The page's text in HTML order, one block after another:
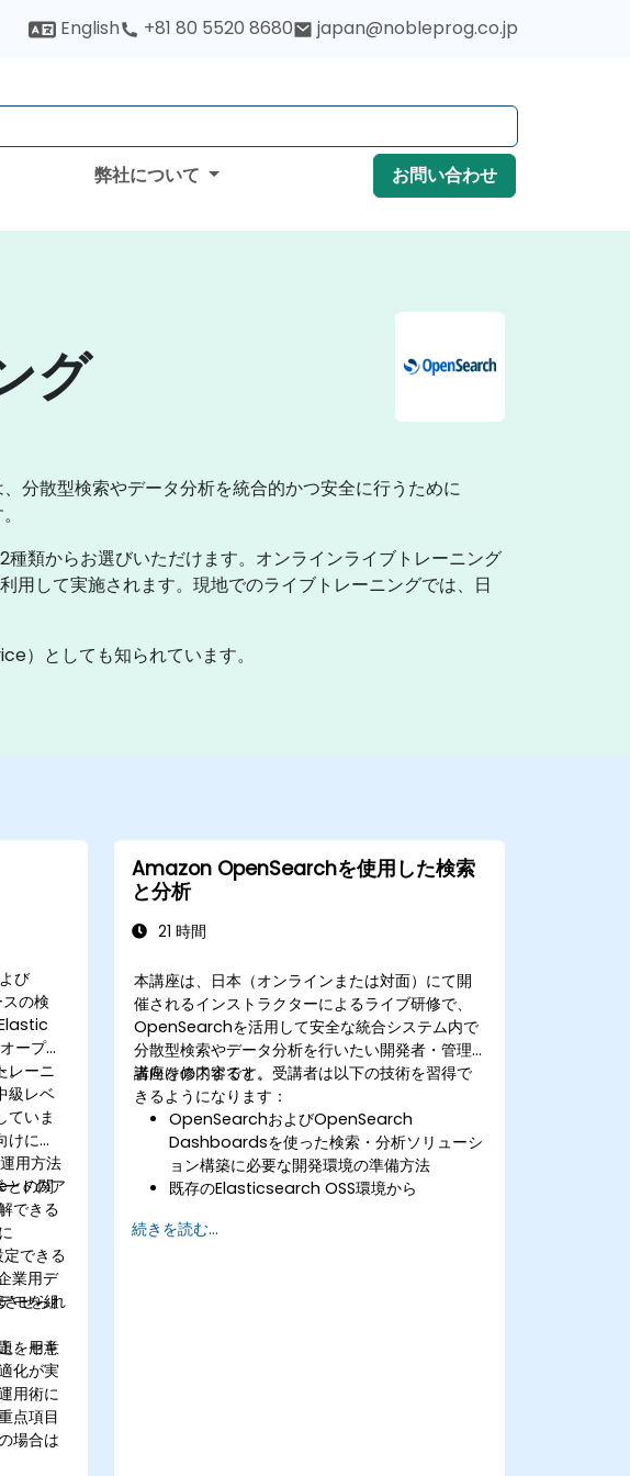
English +81 80 5520 8680 japan@nobleprog.co.jp
弊社について お問い合わせ
グ
分散型検索やデータ分析を統合的かつ安全に行うために
類からお選びいただけます。オンラインライブトレーニング
用して実施されます。現地でのライブトレーニングでは、日
としても知られています。
び
の検
ープン
。
レーニ
級レベ
ていま
けに
用方法
との関
ドのア
できる
できる
業用デ
せられ
、セキ
化が実
モを組
を用意
用術に
点項目
場合は
Amazon OpenSearchを使用した検索
と分析
21 時間
本講座は、日本（オンラインまたは対面）にて開
催されるインストラクターによるライブ研修で、
OpenSearchを活用して安全な統合システム内で
分散型検索やデータ分析を行いたい開発者・管理
者向けの内容です。
講座を修了すると、受講者は以下の技術を習得で
きるようになります：
OpenSearchおよびOpenSearch
Dashboardsを使った検索・分析ソリューシ
ョン構築に必要な開発環境の準備方法
既存のElasticsearch OSS環境から
チについて理解できる
続きを読む...